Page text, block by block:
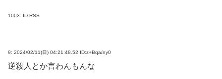
1003: ID:RSS
9: 2024/02/11(日) 04:21:48.52 ID:z+Bqa/ny0
逆殺人とか言わんもんな